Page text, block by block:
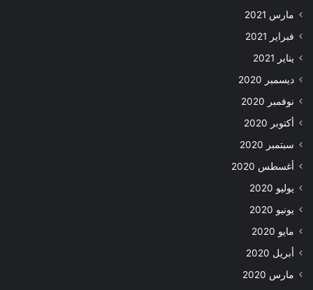
مارس 2021
فبراير 2021
يناير 2021
ديسمبر 2020
نوفمبر 2020
أكتوبر 2020
سبتمبر 2020
أغسطس 2020
يوليو 2020
يونيو 2020
مايو 2020
أبريل 2020
مارس 2020